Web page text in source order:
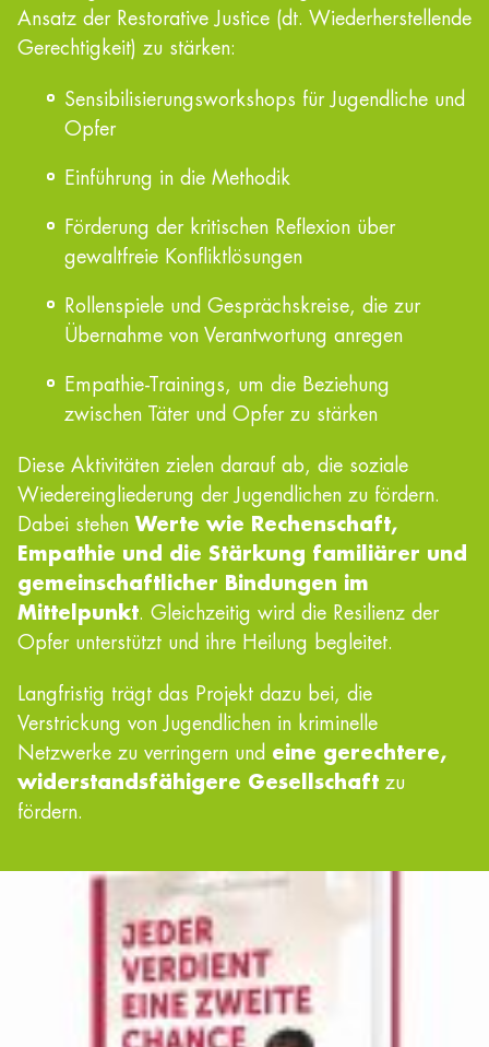
Ansatz der Restorative Justice (dt. Wiederherstellende
Gerechtigkeit) zu stärken:
Sensibilisierungsworkshops für Jugendliche und
Opfer
Einführung in die Methodik
Förderung der kritischen Reflexion über
gewaltfreie Konfliktlösungen
Rollenspiele und Gesprächskreise, die zur
Übernahme von Verantwortung anregen
Empathie-Trainings, um die Beziehung
zwischen Täter und Opfer zu stärken
Diese Aktivitäten zielen darauf ab, die soziale
Wiedereingliederung der Jugendlichen zu fördern.
Dabei stehen Werte wie Rechenschaft,
Empathie und die Stärkung familiärer und
gemeinschaftlicher Bindungen im
Mittelpunkt. Gleichzeitig wird die Resilienz der
Opfer unterstützt und ihre Heilung begleitet.
Langfristig trägt das Projekt dazu bei, die
Verstrickung von Jugendlichen in kriminelle
Netzwerke zu verringern und eine gerechtere,
widerstandsfähigere Gesellschaft zu
fördern.